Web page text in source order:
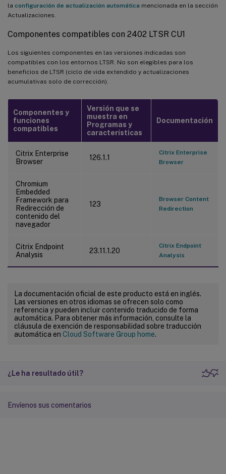
la configuración de actualización automática mencionada en la sección
Actualizaciones.
Componentes compatibles con 2402 LTSR CU1
Los siguientes componentes en las versiones indicadas son
compatibles con los entornos LTSR. No son elegibles para los
beneficios de LTSR (ciclo de vida extendido y actualizaciones
acumulativas solo de corrección).
Componentes y
funciones
compatibles
Versión que se
muestra en
Programas y
características
Documentación
Citrix Enterprise
Browser
126.1.1
Citrix Enterprise
Browser
Chromium
Embedded
Framework para
Redirección de
contenido del
navegador
123
Browser Content
Redirection
Citrix Endpoint
Analysis
23.11.1.20
Citrix Endpoint
Analysis
La documentación oficial de este producto está en inglés.
Las versiones en otros idiomas se ofrecen solo como
referencia y pueden incluir contenido traducido de forma
automática. Para obtener más información, consulte la
cláusula de exención de responsabilidad sobre traducción
automática en Cloud Software Group home.
¿Le ha resultado útil?
Envíenos sus comentarios